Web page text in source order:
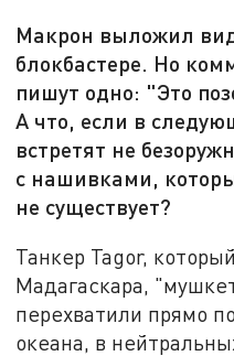
Макрон выложил
блокбастере. Но
пишут одно: "Это
А что, если в
встретят не
с нашивками,
не существует?
Танкер Tagor,
Мадагаскара,
перехватили прямо
океана, в